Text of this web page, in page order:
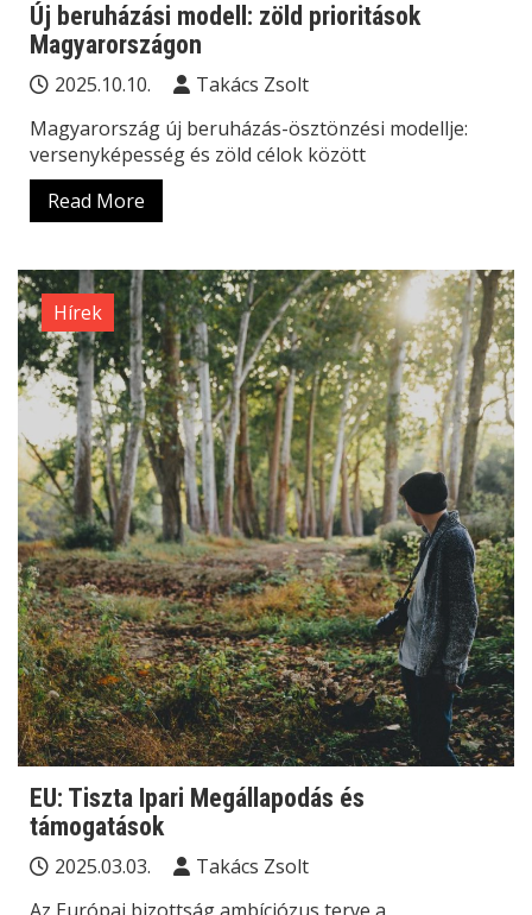
Új beruházási modell: zöld prioritások
Magyarországon
2025.10.10.
Takács Zsolt
Magyarország új beruházás-ösztönzési modellje:
versenyképesség és zöld célok között
Read More
Hírek
EU: Tiszta Ipari Megállapodás és
támogatások
2025.03.03.
Takács Zsolt